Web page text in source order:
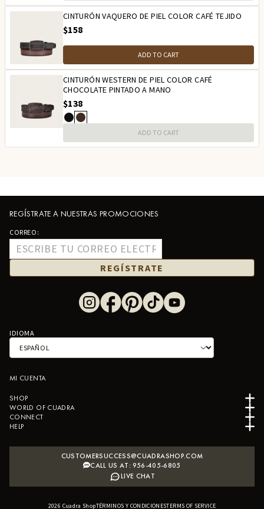
CINTURÓN VAQUERO DE PIEL COLOR CAFÉ TEJIDO
$158
ADD TO CART
CINTURÓN WESTERN DE PIEL COLOR CAFÉ
CHOCOLATE PINTADO A MANO
$138
ADD TO CART
REGÍSTRATE A NUESTRAS PROMOCIONES
CORREO:
REGÍSTRATE
IDIOMA
MI CUENTA
SHOP
WORLD OF CUADRA
CONNECT
HELP
CUSTOMERSUCCESS@CUADRASHOP.COM
CALL US AT: 956-405-6805
LIVE CHAT
2026 Cuadra ShopTÉRMINOS Y CONDICIONESTERMS OF SERVICE
B2B SHOPIFY APP